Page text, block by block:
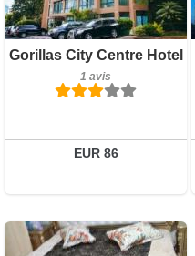
Gorillas City Centre Hotel
1 avis
EUR 86
1 avis
Détails
Réserver